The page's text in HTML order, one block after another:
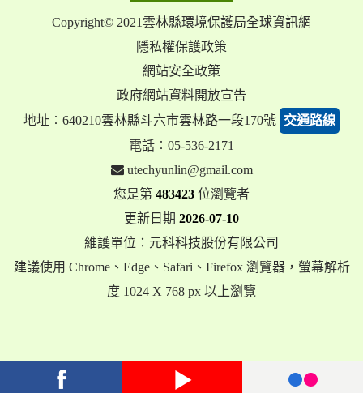
Copyright© 2021雲林縣環境保護局全球資訊網
隱私權保護政策
網站安全政策
政府網站資料開放宣告
地址︰640210雲林縣斗六市雲林路一段170號 交通路線
電話︰05-536-2171
utechyunlin@gmail.com
您是第 483423 位瀏覽者
更新日期 2026-07-10
維護單位：元科科技股份有限公司
建議使用 Chrome、Edge、Safari、Firefox 瀏覽器，螢幕解析
度 1024 X 768 px 以上瀏覽